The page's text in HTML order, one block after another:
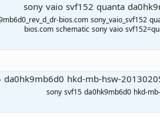
sony vaio svf152 quanta
bios.com sony_vaio_svf152
bios.com schematic sony vaio
da0hk9mb6d0 hkd-mb-hsw-
sony svf15 da0hk9mb6d0 hkd-